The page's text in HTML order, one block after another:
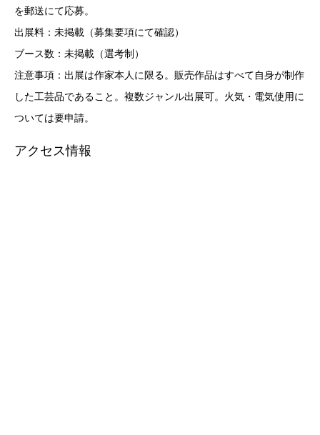
を郵送にて応募。
出展料：未掲載（募集要項にて確認）
ブース数：未掲載（選考制）
注意事項：出展は作家本人に限る。販売作品はすべて自身が制作
した工芸品であること。複数ジャンル出展可。火気・電気使用に
ついては要申請。
アクセス情報